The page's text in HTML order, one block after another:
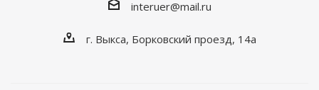
interuer@mail.ru
г. Выкса, Борковский проезд, 14а